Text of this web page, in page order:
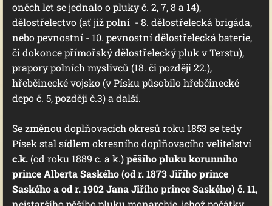
oněch let se jednalo o pluky č. 2, 7, 8 a 14),
dělostřelectvo (ať již polní - 8. dělostřelecká brigáda,
nebo pevnostní - 10. pevnostní dělostřelecká baterie,
či dokonce přímořský dělostřelecký pluk v Terstu),
prapory polních myslivců (18. či později 22.),
hřebčinecké vojsko (v Písku působilo hřebčinecké
depo č. 5, později č.3) a další.
Se změnou doplňovacích okresů roku 1853 se tedy
Písek stal sídlem okresního doplňovacího velitelství
c.k. (od roku 1889 c. a k.)pěšího pluku korunního
prince Alberta Saského (od r. 1873 Jiřího prince
Saského a od r. 1902 Jana Jiřího prince Saského) č. 11,